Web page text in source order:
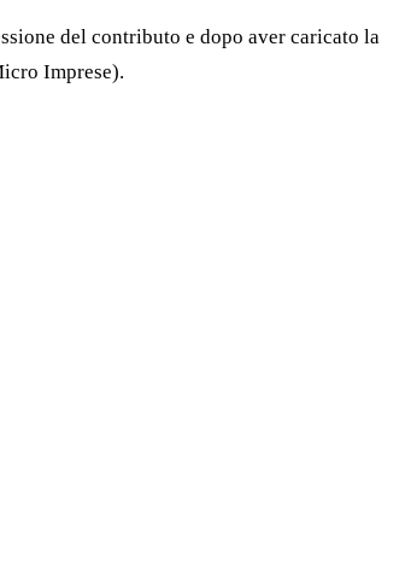
del contributo e dopo aver caricato la
Imprese).